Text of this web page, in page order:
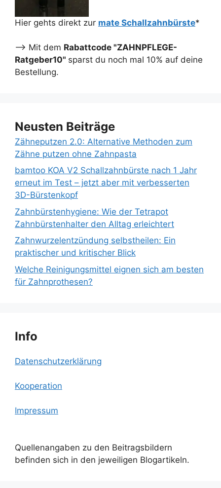
Hier gehts direkt zur mate Schallzahnbürste*
--> Mit dem Rabattcode "ZAHNPFLEGE-
Ratgeber10" sparst du noch mal 10% auf deine
Bestellung.
Neusten Beiträge
Zähneputzen 2.0: Alternative Methoden zum
Zähne putzen ohne Zahnpasta
bamtoo KOA V2 Schallzahnbürste nach 1 Jahr
erneut im Test – jetzt aber mit verbesserten
3D-Bürstenkopf
Zahnbürstenhygiene: Wie der Tetrapot
Zahnbürstenhalter den Alltag erleichtert
Zahnwurzelentzündung selbstheilen: Ein
praktischer und kritischer Blick
Welche Reinigungsmittel eignen sich am besten
für Zahnprothesen?
Info
Datenschutzerklärung
Kooperation
Impressum
Quellenangaben zu den Beitragsbildern
befinden sich in den jeweiligen Blogartikeln.